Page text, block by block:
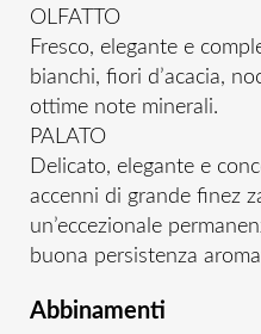
OLFATTO
Fresco, elegante e
bianchi, fiori d’acacia,
ottime note minerali.
PALATO
Delicato, elegante e
accenni di grande finez
un’eccezionale
buona persistenza
Abbinamenti